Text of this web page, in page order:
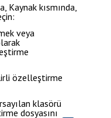
Kaynak kısmında,
veya
özelleştirme
klasörü
dosyasını